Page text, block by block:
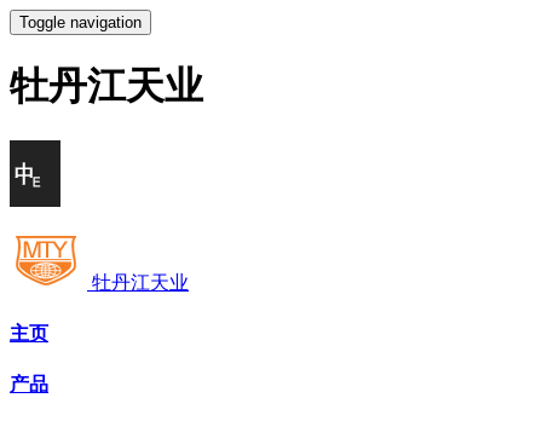
Toggle navigation
牡丹江天业
牡丹江天业
主页
产品